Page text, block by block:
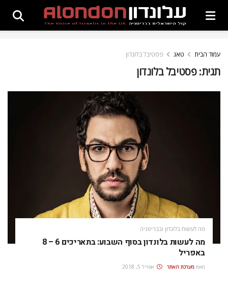
עמוד הבית טאג פסטיבל בלונדון
תגית:פסטיבל בלונדון
מה לעשות בלונדון ובבריטניה
מה לעשות בלונדון בסוף השבוע: בתאריכים 6 – 8
באפריל
מאת מערכת האתר אפריל 5, 2018